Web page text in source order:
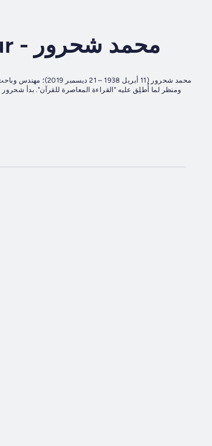
Mohammad Shahrour - محمد شحرور
محمد شحرور (11 أبريل
ومنظر لما أُطلِق عليه "القراءة المعاصرة للقرآن". بدأ